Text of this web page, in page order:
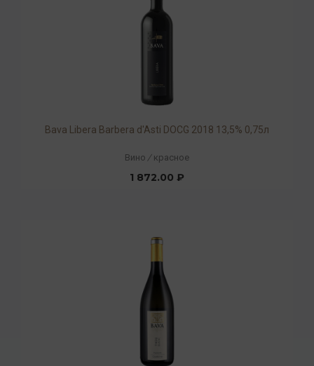
Bava Libera Barbera d'Asti DOCG 2018 13,5% 0,75л
Вино / красное
1 872.00 ₽